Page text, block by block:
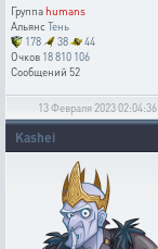
Группаhumans
АльянсТень
178
38
44
Очков 18 810 106
Сообщений 52
13 Февраля 2023 02:04:36
Kashei